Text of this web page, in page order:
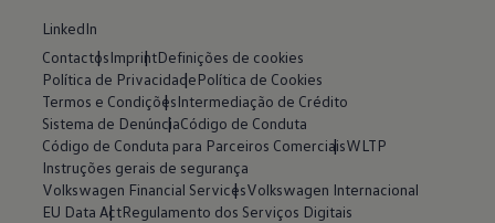
LinkedIn
ContactosImprintDefinições de cookies
Política de PrivacidadePolítica de Cookies
Termos e CondiçõesIntermediação de Crédito
Sistema de DenúnciaCódigo de Conduta
Código de Conduta para Parceiros ComerciaisWLTP
Instruções gerais de segurança
Volkswagen Financial ServicesVolkswagen Internacional
EU Data ActRegulamento dos Serviços Digitais